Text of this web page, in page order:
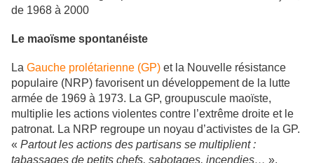
Le maoïsme spontanéiste
La Gauche prolétarienne (GP) et la Nouvelle résistance
populaire (NRP) favorisent un développement de la lutte
armée de 1969 à 1973. La GP, groupuscule maoïste,
multiplie les actions violentes contre l’extrême droite et le
patronat. La NRP regroupe un noyau d’activistes de la GP.
« Partout les actions des partisans se multiplient :
tabassages de petits chefs, sabotages, incendies… »,